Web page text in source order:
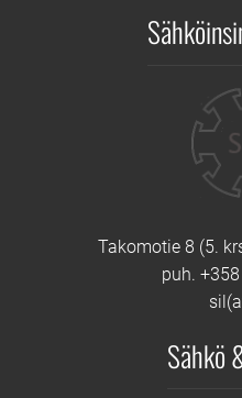
Takomotie 8 (5.
puh.
Sähkö